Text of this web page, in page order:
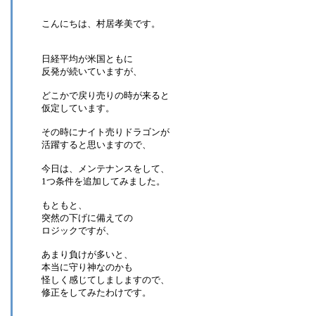
こんにちは、村居孝美です。
日経平均が米国ともに
反発が続いていますが、
どこかで戻り売りの時が来ると
仮定しています。
その時にナイト売りドラゴンが
活躍すると思いますので、
今日は、メンテナンスをして、
1つ条件を追加してみました。
もともと、
突然の下げに備えての
ロジックですが、
あまり負けが多いと、
本当に守り神なのかも
怪しく感じてしましますので、
修正をしてみたわけです。